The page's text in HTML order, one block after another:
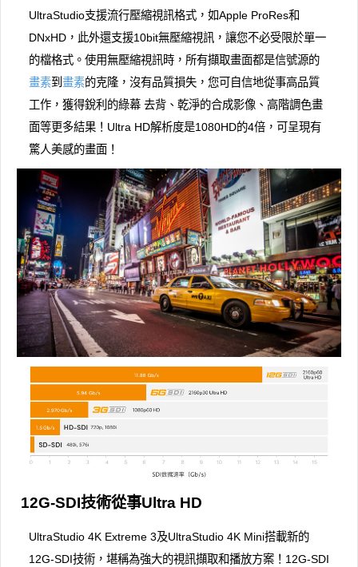
UltraStudio支援流行壓縮視訊格式，如Apple ProRes和
DNxHD，此外還支援10bit無壓縮視訊，讓您不必受限於單一
的檔格式。使用無壓縮視訊時，所有擷取畫面都是信號源的
畫素到畫素的克隆，沒有品質損失，您可自信地從事高品質
工作，獲得銳利的綠幕 去背、乾淨的合成影像、高階調色畫
面等更多結果！Ultra HD解析度是1080HD的4倍，可呈現有
驚人美感的畫面！
12G-SDI技術從事Ultra HD
UltraStudio 4K Extreme 3及UltraStudio 4K Mini搭載新的
12G-SDI技術，堪稱為強大的視訊擷取和播放方案！12G-SDI